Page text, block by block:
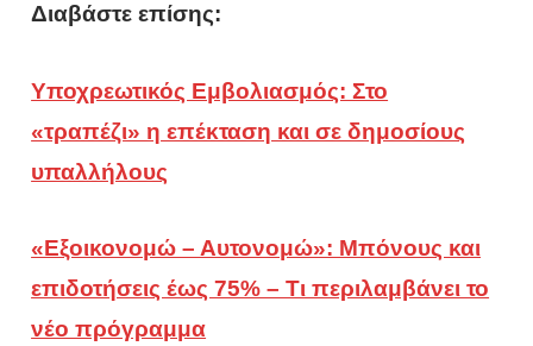
Διαβάστε επίσης:
Υποχρεωτικός Εμβολιασμός: Στο
«τραπέζι» η επέκταση και σε δημοσίους
υπαλλήλους
«Εξοικονομώ – Αυτονομώ»: Μπόνους και
επιδοτήσεις έως 75% – Τι περιλαμβάνει το
νέο πρόγραμμα